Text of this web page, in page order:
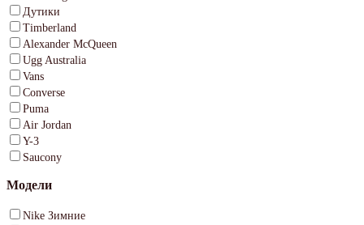
Дутики
Timberland
Alexander McQueen
Ugg Australia
Vans
Converse
Puma
Air Jordan
Y-3
Saucony
Модели
Nike Зимние